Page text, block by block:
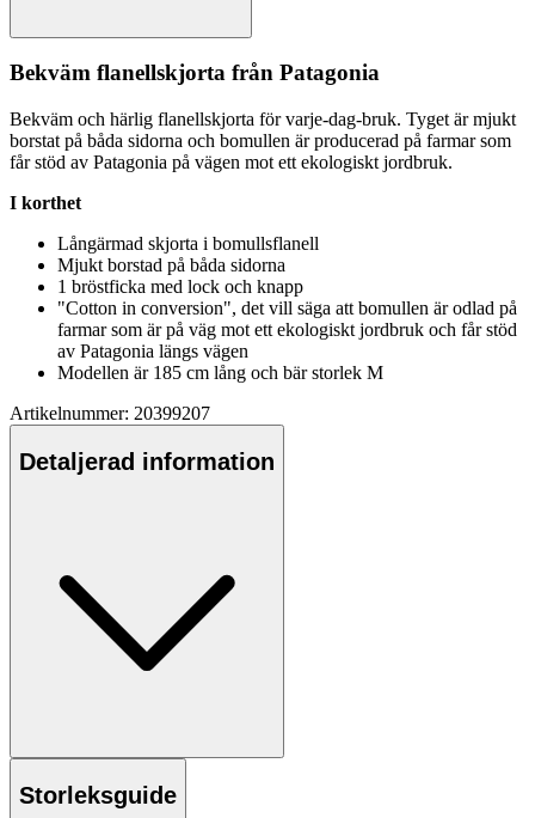
Bekväm flanellskjorta från Patagonia
Bekväm och härlig flanellskjorta för varje-dag-bruk. Tyget är mjukt
borstat på båda sidorna och bomullen är producerad på farmar som
får stöd av Patagonia på vägen mot ett ekologiskt jordbruk.
I korthet
Långärmad skjorta i bomullsflanell
Mjukt borstad på båda sidorna
1 bröstficka med lock och knapp
"Cotton in conversion", det vill säga att bomullen är odlad på
farmar som är på väg mot ett ekologiskt jordbruk och får stöd
av Patagonia längs vägen
Modellen är 185 cm lång och bär storlek M
Artikelnummer: 20399207
Detaljerad information
Storleksguide